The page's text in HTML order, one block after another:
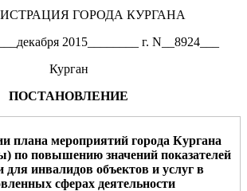
ГОРОДА КУРГАНА
2015________ г. N__8924___
Курган
ПОСТАНОВЛЕНИЕ
плана мероприятий города Кургана
по повышению значений показателей
для инвалидов объектов и услуг в
сферах деятельности